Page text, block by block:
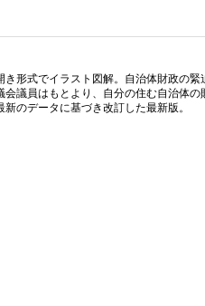
形式でイラスト図解。自治体財政の
議員はもとより、自分の住む自治体
のデータに基づき改訂した最新版。